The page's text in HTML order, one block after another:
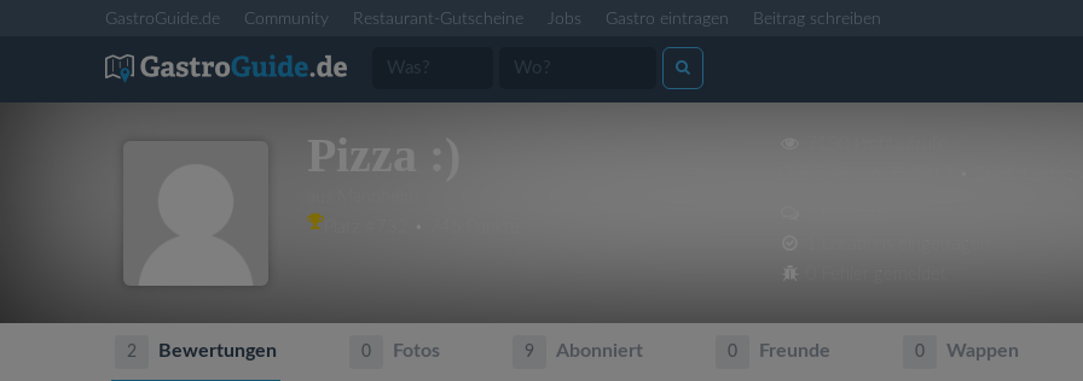
GastroGuide.de Community Restaurant-Gutscheine Jobs Gastro eintragen Beitrag schreiben
Pizza :)
2 Bewertungen 0 Fotos 9 Abonniert 0 Freunde 0 Wappen